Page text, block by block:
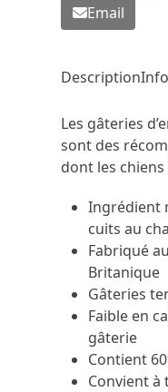
Email
Description
Les gâteries
sont des
dont les
Ingrédient
cuits au
Fabriqué
Britanique
Gâteries
Faible en
gâterie
Contient
Convient à